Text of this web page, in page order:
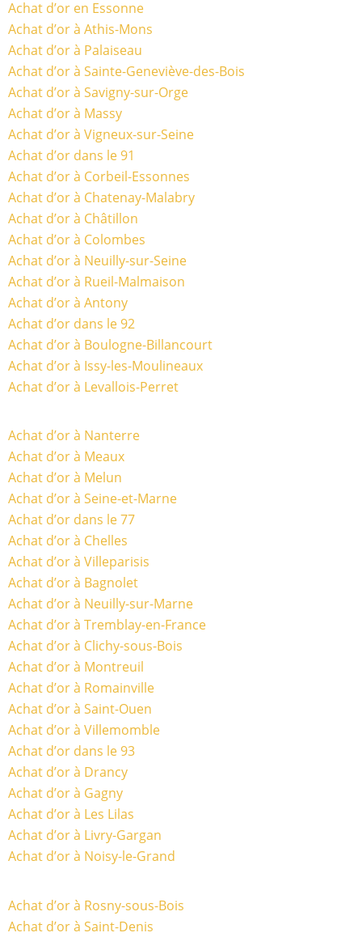
Achat d’or en Essonne
Achat d’or à Athis-Mons
Achat d’or à Palaiseau
Achat d’or à Sainte-Geneviève-des-Bois
Achat d’or à Savigny-sur-Orge
Achat d’or à Massy
Achat d’or à Vigneux-sur-Seine
Achat d’or dans le 91
Achat d’or à Corbeil-Essonnes
Achat d’or à Chatenay-Malabry
Achat d’or à Châtillon
Achat d’or à Colombes
Achat d’or à Neuilly-sur-Seine
Achat d’or à Rueil-Malmaison
Achat d’or à Antony
Achat d’or dans le 92
Achat d’or à Boulogne-Billancourt
Achat d’or à Issy-les-Moulineaux
Achat d’or à Levallois-Perret
Achat d’or à Nanterre
Achat d’or à Meaux
Achat d’or à Melun
Achat d’or à Seine-et-Marne
Achat d’or dans le 77
Achat d’or à Chelles
Achat d’or à Villeparisis
Achat d’or à Bagnolet
Achat d’or à Neuilly-sur-Marne
Achat d’or à Tremblay-en-France
Achat d’or à Clichy-sous-Bois
Achat d’or à Montreuil
Achat d’or à Romainville
Achat d’or à Saint-Ouen
Achat d’or à Villemomble
Achat d’or dans le 93
Achat d’or à Drancy
Achat d’or à Gagny
Achat d’or à Les Lilas
Achat d’or à Livry-Gargan
Achat d’or à Noisy-le-Grand
Achat d’or à Rosny-sous-Bois
Achat d’or à Saint-Denis